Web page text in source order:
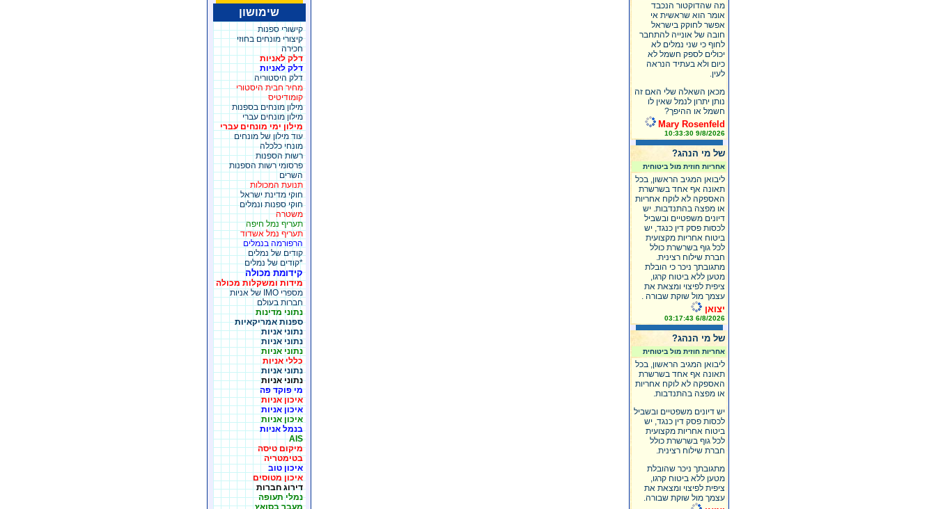
מה שהדוקטור הנכבד
אומר הוא שראשית אי
אפשר לחוקק בישראל
חובה של אונייה להתחבר
לחוף כי שני נמלים לא
יכולים לספק חשמל לא
כיום ולא בעתיד הנראה
לעין.
מכאן השאלה שלי האם זה
נותן יתרון לנמל שאין לו
חשמל או ההיפך?
Mary Rosenfeld
9/8/2026 10:33:30
של מי הנהג?
אחריות חוזית מול ביטוחית
ליבואן המגיב הראשון, בכל
תאונה אף אחד בשרשרת
האספקה לא לוקח אחריות
או מפצה בהתנדבות. יש
דיונים משפטיים ובשביל
לכסות פסק דין כנגד, יש
ביטוח אחריות מקצועית
לכל גוף בשרשרת כולל
חברת שילוח רצינית.
מתגובתך ניכר כי הובלת
מטען ללא ביטוח קרגו,
ציפית לפיצוי ומצאת את
עצמך מול שוקת שבורה .
יצואן
6/8/2026 03:17:43
של מי הנהג?
אחריות חוזית מול ביטוחית
ליבואן המגיב הראשון, בכל
תאונה אף אחד בשרשרת
האספקה לא לוקח אחריות
או מפצה בהתנדבות.
יש דיונים משפטיים ובשביל
לכסות פסק דין כנגד, יש
ביטוח אחריות מקצועית
לכל גוף בשרשרת כולל
חברת שילוח רצינית.
מתגובתך ניכר שהובלת
מטען ללא ביטוח קרגו,
ציפית לפיצוי ומצאת את
עצמך מול שוקת שבורה.
שימושון
קישורי ספנות
קיצורי מונחים בחוזי
חכירה
דלק לאניות
דלק לאניות
דלק היסטוריה
מחיר חבית היסטורי
קומודיטיס
מילון מונחים בספנות
מילון מונחים עברי
מילון ימי מונחים עברי
עוד מילון של מונחים
מונחי כלכלה
רשות הספנות
פרסומי רשות הספנות
השרים
תנועת המכולות
חוקי מדינת ישראל
חוקי ספנות ונמלים
משטרה
תעריף נמל חיפה
תעריף נמל אשדוד
הרפורמה בנמלים
קודים של נמלים
*קודים של נמלים
קידומת מכולה
מידות ומשקלות מכולה
מספרי IMO של אניות
חברות בעולם
נתוני מדינות
ספנות אמריקאיות
נתוני אניות
נתוני אניות
נתוני אניות
כללי אניות
נתוני אניות
נתוני אניות
מי פוקד פה
איכון אניות
איכון אניות
איכון אניות
בנמל אניות
AIS
מיקום טיסה
בטימטריה
איכון טוב
איכון מטוסים
דירוג חברות
נמלי תעופה
מעבר בסואץ